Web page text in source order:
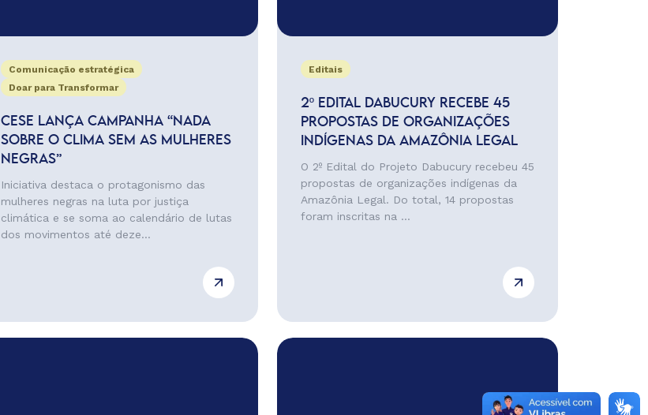
Comunicação estratégica
Doar para Transformar
CESE LANÇA CAMPANHA “NADA
SOBRE O CLIMA SEM AS MULHERES
NEGRAS”
Iniciativa destaca o protagonismo das
mulheres negras na luta por justiça
climática e se soma ao calendário de lutas
dos movimentos até deze...
Editais
2º EDITAL DABUCURY RECEBE 45
PROPOSTAS DE ORGANIZAÇÕES
INDÍGENAS DA AMAZÔNIA LEGAL
O 2º Edital do Projeto Dabucury recebeu 45
propostas de organizações indígenas da
Amazônia Legal. Do total, 14 propostas
foram inscritas na ...